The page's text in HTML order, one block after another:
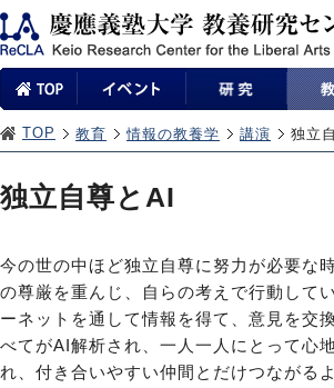
TOP 教育 情報の教養学 講演 独立
独立自尊とAI
今の世の中ほど独立自尊に努力が必要な
の尊厳を重んじ、自らの考えで行動して
ーネットを通して情報を得て、意見を交
べてがAI解析され、一人一人にとって心
れ、付き合いやすい仲間とだけつながる